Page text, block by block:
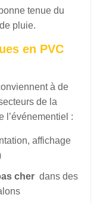
tenue du
pluie.
en PVC
à de
de la
l’événementiel :
affichage
cher dans des